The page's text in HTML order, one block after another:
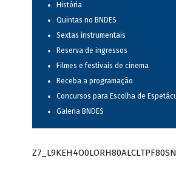
História
Quintas no BNDES
Sextas instrumentais
Reserva de ingressos
Filmes e festivais de cinema
Receba a programação
Concursos para Escolha de
Galeria BNDES